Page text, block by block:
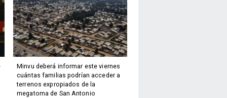
Minvu deberá informar este viernes
cuántas familias podrían acceder a
terrenos expropiados de la
megatoma de San Antonio